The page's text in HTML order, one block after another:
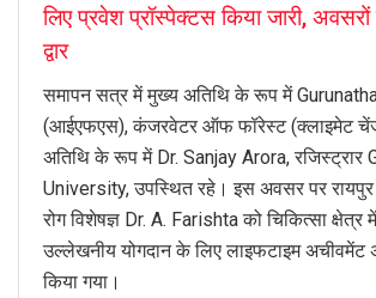
लिए प्रवेश प्रॉस्पेक्टस किया जारी,
द्वार
समापन सत्र में मुख्य अतिथि के रूप में
(आईएफएस), कंजरवेटर ऑफ फॉरेस्ट (क्लाइमेट
अतिथि के रूप में Dr. Sanjay Arora, रजिस्ट्रार
University, उपस्थित रहे। इस अवसर पर रायपुर
रोग विशेषज्ञ Dr. A. Farishta को चिकित्सा
उल्लेखनीय योगदान के लिए लाइफटाइम अचीवमेंट
किया गया।